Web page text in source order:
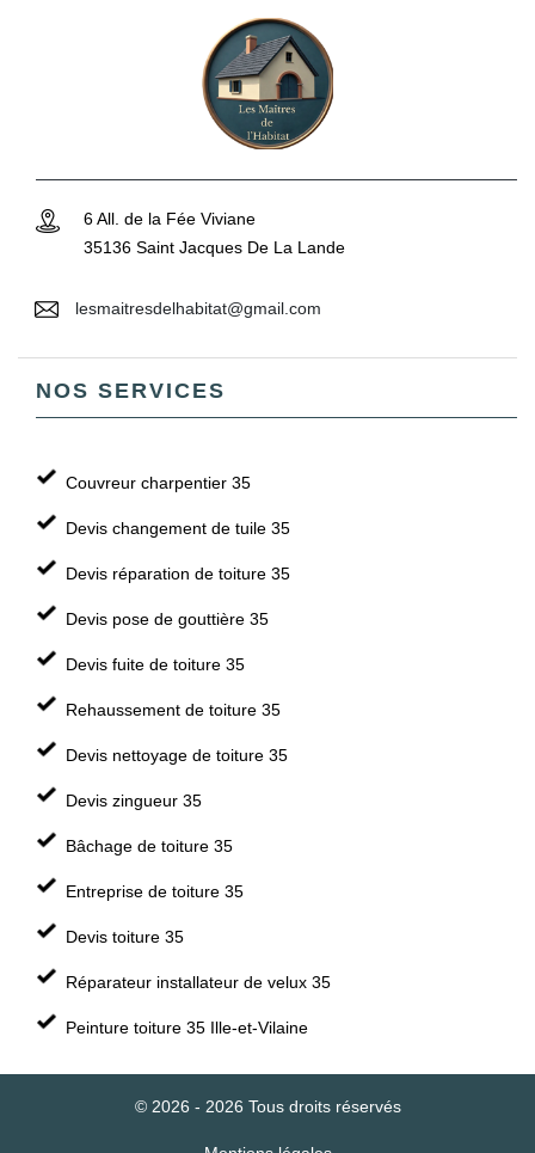
6 All. de la Fée Viviane
35136 Saint Jacques De La Lande
lesmaitresdelhabitat@gmail.com
NOS SERVICES
Couvreur charpentier 35
Devis changement de tuile 35
Devis réparation de toiture 35
Devis pose de gouttière 35
Devis fuite de toiture 35
Rehaussement de toiture 35
Devis nettoyage de toiture 35
Devis zingueur 35
Bâchage de toiture 35
Entreprise de toiture 35
Devis toiture 35
Réparateur installateur de velux 35
Peinture toiture 35 Ille-et-Vilaine
© 2026 - 2026 Tous droits réservés